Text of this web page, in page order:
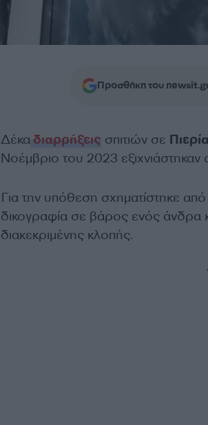
Προσθήκη του
Δέκαδιαρρήξεις σπιτιών σε
Νοέμβριο του 2023 εξιχνιάστηκαν
Για την υπόθεση σχηματίστηκε
δικογραφία σε βάρος ενός άνδρα
διακεκριμένης κλοπής.